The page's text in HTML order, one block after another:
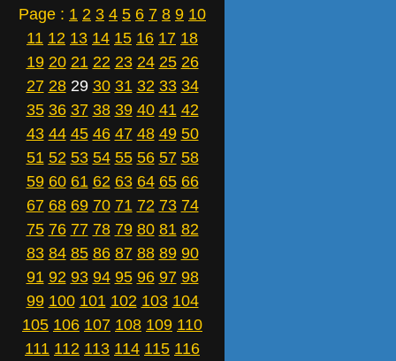
Page : 1 2 3 4 5 6 7 8 9 10
11 12 13 14 15 16 17 18
19 20 21 22 23 24 25 26
27 28 29 30 31 32 33 34
35 36 37 38 39 40 41 42
43 44 45 46 47 48 49 50
51 52 53 54 55 56 57 58
59 60 61 62 63 64 65 66
67 68 69 70 71 72 73 74
75 76 77 78 79 80 81 82
83 84 85 86 87 88 89 90
91 92 93 94 95 96 97 98
99 100 101 102 103 104
105 106 107 108 109 110
111 112 113 114 115 116